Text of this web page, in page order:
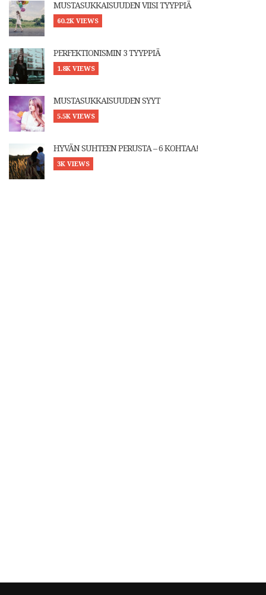
MUSTASUKKAISUUDEN VIISI TYYPPIÄ
60.2K VIEWS
PERFEKTIONISMIN 3 TYYPPIÄ
1.8K VIEWS
MUSTASUKKAISUUDEN SYYT
5.5K VIEWS
HYVÄN SUHTEEN PERUSTA – 6 KOHTAA!
3K VIEWS